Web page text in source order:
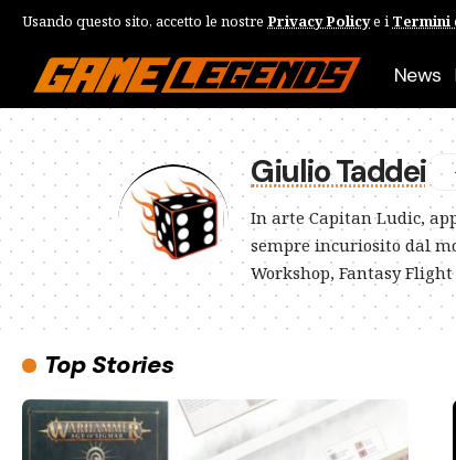
Usando questo sito, accetto le nostre Privacy Policye i Termini
News
Giulio Taddei
In arte Capitan Ludic,
sempre incuriosito dal
Workshop, Fantasy Flight
Top Stories